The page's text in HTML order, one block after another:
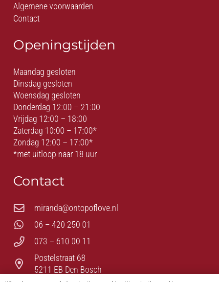
Algemene voorwaarden
Contact
Openingstijden
Maandag gesloten
Dinsdag gesloten
Woensdag gesloten
Donderdag 12:00 – 21:00
Vrijdag 12:00 – 18:00
Zaterdag 10:00 – 17:00*
Zondag 12:00 – 17:00*
*met uitloop naar 18 uur
Contact
miranda@ontopoflove.nl
06 – 420 250 01
073 – 610 00 11
Postelstraat 68
5211 EB Den Bosch